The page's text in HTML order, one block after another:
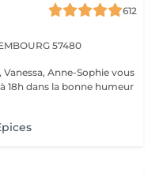
612
57480
Anne-Sophie vous
18h dans la bonne humeur